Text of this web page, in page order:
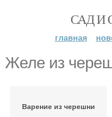
САД И
главная
Желе из
Варение из черешни